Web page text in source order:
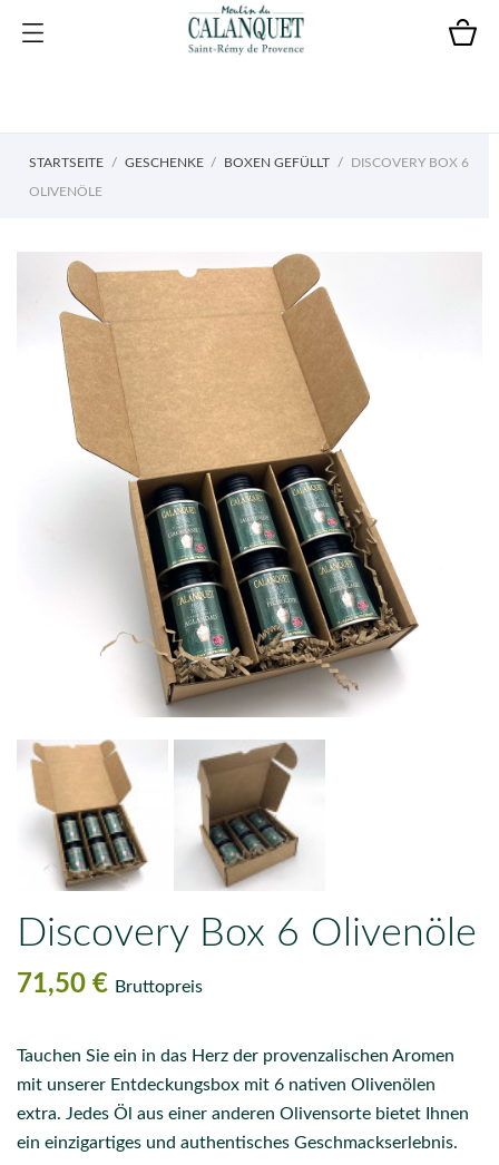
STARTSEITE GESCHENKE BOXEN GEFÜLLT DISCOVERY BOX 6
OLIVENÖLE
Discovery Box 6 Olivenöle
71,50 € Bruttopreis
Tauchen Sie ein in das Herz der provenzalischen Aromen
mit unserer Entdeckungsbox mit 6 nativen Olivenölen
extra. Jedes Öl aus einer anderen Olivensorte bietet Ihnen
ein einzigartiges und authentisches Geschmackserlebnis.